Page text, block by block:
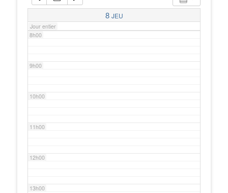
8 JEU
Jour entier
7h00
8h00
9h00
10h00
11h00
12h00
13h00